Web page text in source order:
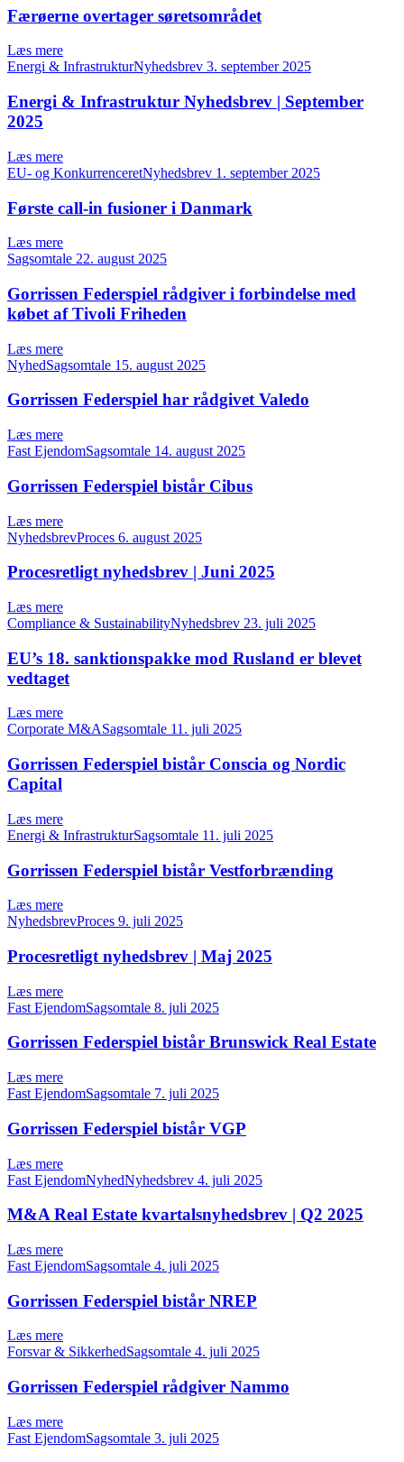
Færøerne overtager søretsområdet
Læs mere
Energi & InfrastrukturNyhedsbrev 3. september 2025
Energi & Infrastruktur Nyhedsbrev | September
2025
Læs mere
EU- og KonkurrenceretNyhedsbrev 1. september 2025
Første call-in fusioner i Danmark
Læs mere
Sagsomtale 22. august 2025
Gorrissen Federspiel rådgiver i forbindelse med
købet af Tivoli Friheden
Læs mere
NyhedSagsomtale 15. august 2025
Gorrissen Federspiel har rådgivet Valedo
Læs mere
Fast EjendomSagsomtale 14. august 2025
Gorrissen Federspiel bistår Cibus
Læs mere
NyhedsbrevProces 6. august 2025
Procesretligt nyhedsbrev | Juni 2025
Læs mere
Compliance & SustainabilityNyhedsbrev 23. juli 2025
EU’s 18. sanktionspakke mod Rusland er blevet
vedtaget
Læs mere
Corporate M&ASagsomtale 11. juli 2025
Gorrissen Federspiel bistår Conscia og Nordic
Capital
Læs mere
Energi & InfrastrukturSagsomtale 11. juli 2025
Gorrissen Federspiel bistår Vestforbrænding
Læs mere
NyhedsbrevProces 9. juli 2025
Procesretligt nyhedsbrev | Maj 2025
Læs mere
Fast EjendomSagsomtale 8. juli 2025
Gorrissen Federspiel bistår Brunswick Real Estate
Læs mere
Fast EjendomSagsomtale 7. juli 2025
Gorrissen Federspiel bistår VGP
Læs mere
Fast EjendomNyhedNyhedsbrev 4. juli 2025
M&A Real Estate kvartalsnyhedsbrev | Q2 2025
Læs mere
Fast EjendomSagsomtale 4. juli 2025
Gorrissen Federspiel bistår NREP
Læs mere
Forsvar & SikkerhedSagsomtale 4. juli 2025
Gorrissen Federspiel rådgiver Nammo
Læs mere
Fast EjendomSagsomtale 3. juli 2025